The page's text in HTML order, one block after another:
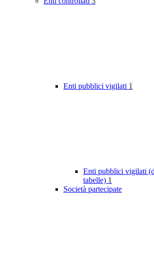
Enti pubblici vigilati 1
Enti pubblici vigilati
tabelle) 1
Società partecipate